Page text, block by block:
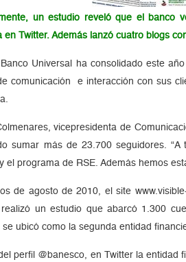
un estudio reveló que el banco
en Twitter. Además lanzó cuatro blogs
Banco Universal ha consolidado este
comunicación e interacción con sus
vicepresidenta de
sumar más de 23.700 seguidores.
el programa de RSE. Además hemos
de agosto de 2010, el site
realizó un estudio que abarcó 1.300
se ubicó como la segunda entidad
perfil @banesco, en Twitter la